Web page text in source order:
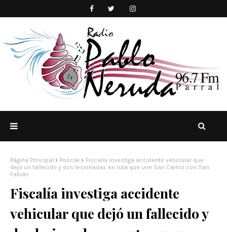
Página Principal Policial
Fiscalía investiga accidente vehicular que
dejó un fallecido y dos lesionadas en ruta que une San Carlos con San
Fabián
Fiscalía investiga accidente
vehicular que dejó un fallecido y